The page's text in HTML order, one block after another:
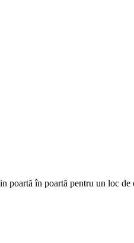
în poartă pentru un loc